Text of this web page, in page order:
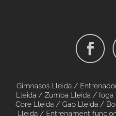
Gimnasos Lleida /
Lleida / Zumba Lleida / Ioga
Core Lleida/ Gap Lleida/
Lleida/ Entrenament